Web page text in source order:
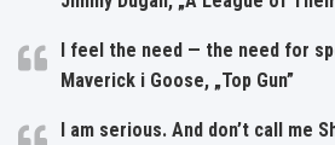
I feel the need — the need for
Maverick i Goose, „Top Gun”
I am serious. And don’t call me